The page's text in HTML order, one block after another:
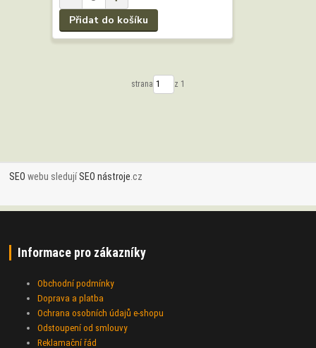
Přidat do košíku
strana z 1
SEO webu sledujíSEO nástroje .cz
Informace pro zákazníky
Obchodní podmínky
Doprava a platba
Ochrana osobních údajů e-shopu
Odstoupení od smlouvy
Reklamační řád